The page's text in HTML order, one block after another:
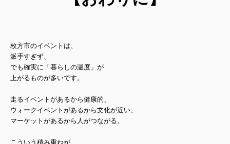
枚方市のイベントは、
派手すぎず、
でも確実に「暮らしの温度」が
上がるものが多いです。
走るイベントがあるから健康的、
ウォークイベントがあるから文化が近い、
マーケットがあるから人がつながる。
こういう積み重ねが、